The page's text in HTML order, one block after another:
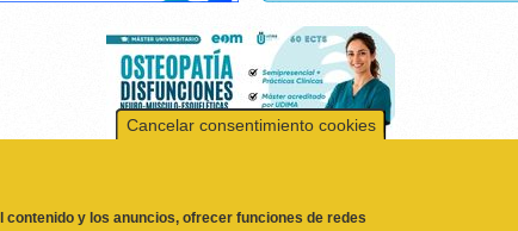
Cancelar consentimiento cookies
sobre el uso que haga del sitio web con nuestros